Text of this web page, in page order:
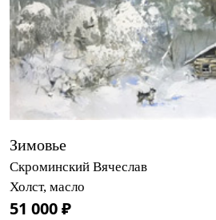
Зимовье
Скроминский Вячеслав
Холст, масло
51 000 ₽